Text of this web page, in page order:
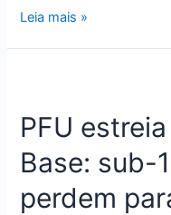
Leia mais »
PFU
Base: sub-
perdem